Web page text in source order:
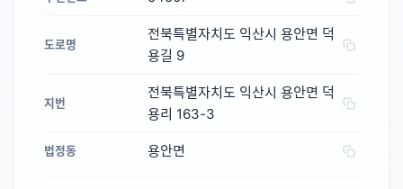
도로명
전북특별자치도 익산시 용안면 덕
용길 9
지번
전북특별자치도 익산시 용안면 덕
용리 163-3
법정동 용안면